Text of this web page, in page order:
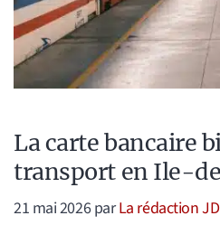
La carte bancaire
transport en Ile-
21 mai 2026parLa rédaction